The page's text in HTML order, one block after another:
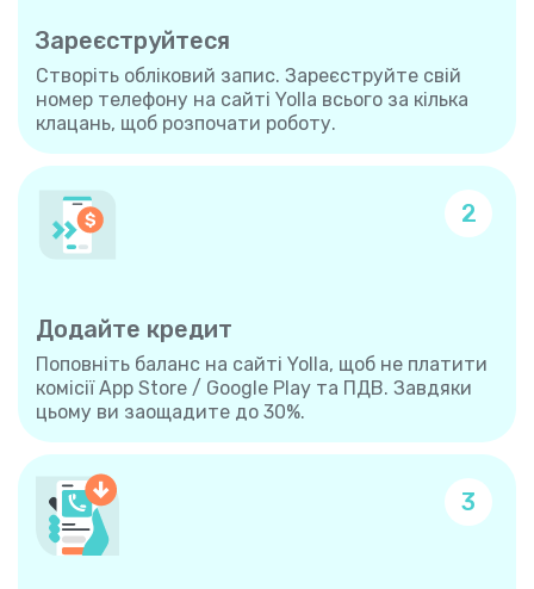
Зареєструйтеся
Створіть обліковий запис. Зареєструйте свій
номер телефону на сайті Yolla всього за кілька
клацань, щоб розпочати роботу.
2
Додайте кредит
Поповніть баланс на сайті Yolla, щоб не платити
комісії App Store / Google Play та ПДВ. Завдяки
цьому ви заощадите до 30%.
3